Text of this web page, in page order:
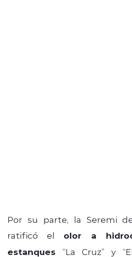
Por su parte, la Seremi
ratificó el olor a
estanques “La Cruz” y